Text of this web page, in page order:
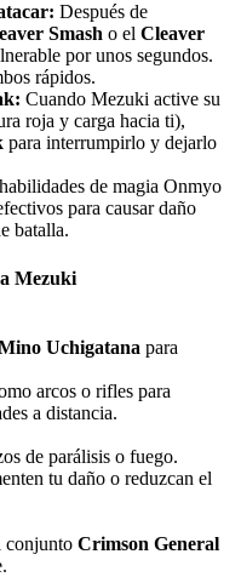
Después de
Smash o el Cleaver
por unos segundos.
rápidos.
Cuando Mezuki active su
roja y carga hacia ti),
para interrumpirlo y dejarlo
de magia Onmyo
para causar daño
batalla.
Mezuki
Uchigatana para
arcos o rifles para
a distancia.
de parálisis o fuego.
tu daño o reduzcan el
conjunto Crimson General